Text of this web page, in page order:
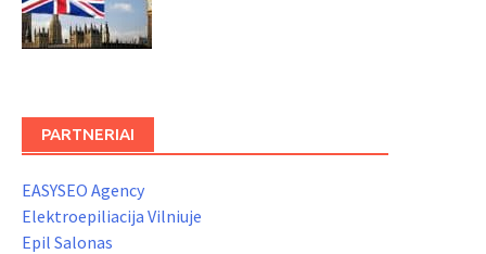
PARTNERIAI
EASYSEO Agency
Elektroepiliacija Vilniuje
Epil Salonas